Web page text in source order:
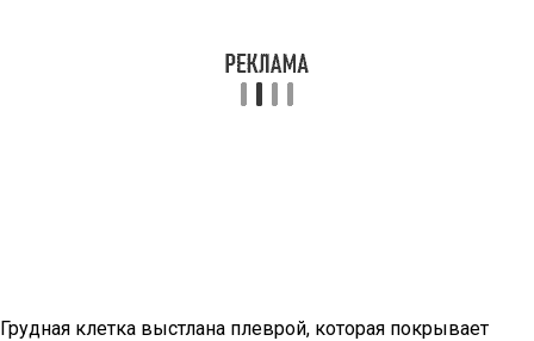
Грудная клетка выстлана плеврой, которая покрывает